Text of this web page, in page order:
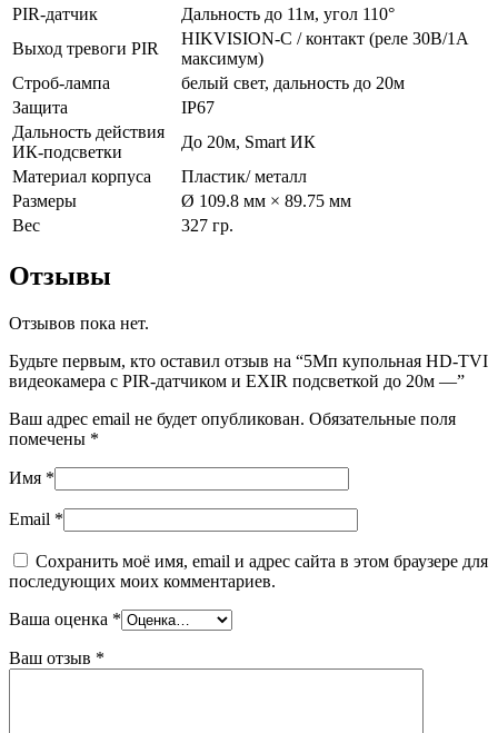
PIR-датчик
Дальность до 11м, угол 110°
Выход тревоги PIR
HIKVISION-C / контакт (реле 30В/1А
максимум)
Строб-лампа
белый свет, дальность до 20м
Защита
IP67
Дальность действия
ИК-подсветки
До 20м, Smart ИК
Материал корпуса
Пластик/ металл
Размеры
Ø 109.8 мм × 89.75 мм
Вес
327 гр.
Отзывы
Отзывов пока нет.
Будьте первым, кто оставил отзыв на “5Мп купольная HD-TVI
видеокамера с PIR-датчиком и EXIR подсветкой до 20м —”
Ваш адрес email не будет опубликован. Обязательные поля
помечены *
Имя *
Email *
Сохранить моё имя, email и адрес сайта в этом браузере для
последующих моих комментариев.
Ваша оценка *
Ваш отзыв *